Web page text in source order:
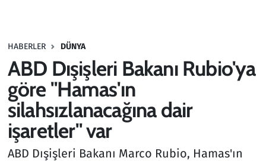
HABERLER DÜNYA
ABD Dışişleri Bakanı Rubio'ya
göre "Hamas'ın
silahsızlanacağına dair
işaretler" var
ABD Dışişleri Bakanı Marco Rubio, Hamas'ın
Haber
Kültür Sanat
Kurumsal Haberler
Lezzet Durağı